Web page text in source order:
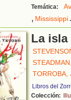
Temática:
, Mississippi
La
TORROBA,
Libros del
Colección: